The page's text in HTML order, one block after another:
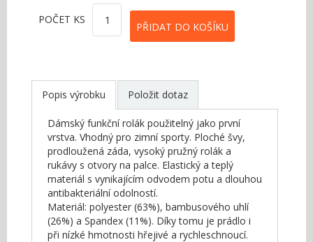
POČET KS
Popis výrobku Položit dotaz
Dámský funkční rolák použitelný jako první
vrstva. Vhodný pro zimní sporty. Ploché švy,
prodloužená záda, vysoký pružný rolák a
rukávy s otvory na palce. Elastický a teplý
materiál s vynikajícím odvodem potu a dlouhou
antibakteriální odolností.
Materiál: polyester (63%), bambusového uhlí
(26%) a Spandex (11%). Díky tomu je prádlo i
při nízké hmotnosti hřejivé a rychleschnoucí.